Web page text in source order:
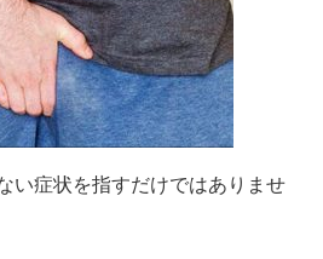
い症状を指すだけではありませ